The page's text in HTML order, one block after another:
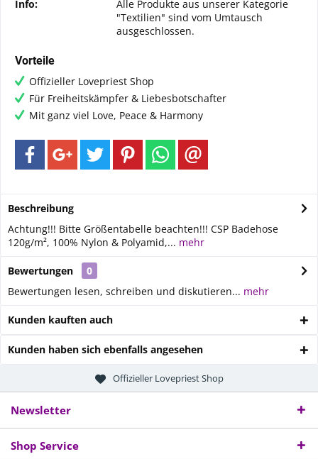
Info:
Alle Produkte aus unserer Kategorie
"Textilien" sind vom Umtausch
ausgeschlossen.
Vorteile
Offizieller Lovepriest Shop
Für Freiheitskämpfer & Liebesbotschafter
Mit ganz viel Love, Peace & Harmony
Beschreibung
Achtung!!! Bitte Größentabelle beachten!!! CSP Badehose
120g/m², 100% Nylon & Polyamid,... mehr
Bewertungen
0
Bewertungen lesen, schreiben und diskutieren... mehr
Kunden kauften auch
Kunden haben sich ebenfalls angesehen
Offizieller Lovepriest Shop
Newsletter
Shop Service